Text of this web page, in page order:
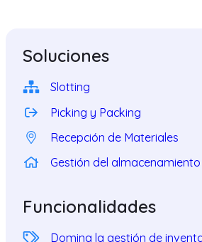
Soluciones
Slotting
Picking y Packing
Recepción de Materiales
Gestión del almacenamiento
Funcionalidades
Domina la gestión de